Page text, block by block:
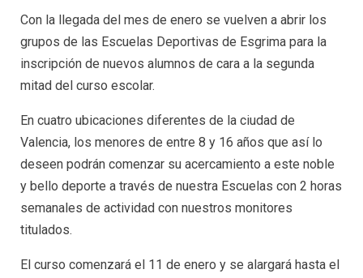
Con la llegada del mes de enero se vuelven a abrir los
grupos de las Escuelas Deportivas de Esgrima para la
inscripción de nuevos alumnos de cara a la segunda
mitad del curso escolar.
En cuatro ubicaciones diferentes de la ciudad de
Valencia, los menores de entre 8 y 16 años que así lo
deseen podrán comenzar su acercamiento a este noble
y bello deporte a través de nuestra Escuelas con 2 horas
semanales de actividad con nuestros monitores
titulados.
El curso comenzará el 11 de enero y se alargará hasta el